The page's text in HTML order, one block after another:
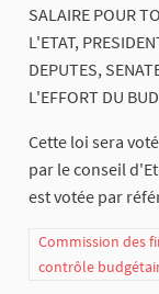
SALAIRE POUR
L'ETAT,
DEPUTES,
L'EFFORT DU
Cette loi sera
par le conseil
est votée par
Commission des
contrôle